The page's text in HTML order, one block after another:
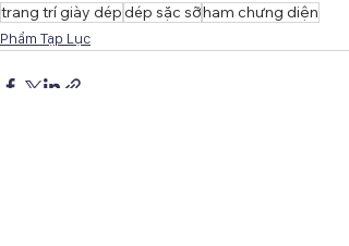
trang trí giày dépdép sặc sỡham chưng diện
Phẩm Tạp Lục